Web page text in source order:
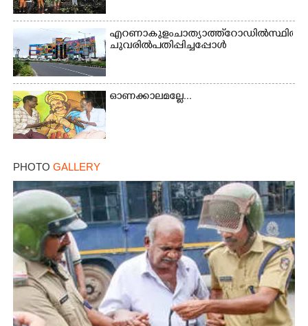
എറണാകുളം ചാത്യാത്ത് റോഡിൽ സ്ഥിതി
ചുവരിൽ പതിപ്പിച്ചപ്പോൾ
ഓണക്കാലമല്ലേ...
PHOTO GALLERY
×
Share this link